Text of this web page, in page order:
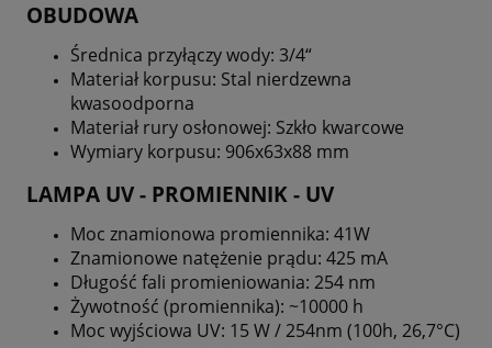
OBUDOWA
Średnica przyłączy wody: 3/4“
Materiał korpusu: Stal nierdzewna
kwasoodporna
Materiał rury osłonowej: Szkło kwarcowe
Wymiary korpusu: 906x63x88 mm
LAMPA UV - PROMIENNIK - UV
Moc znamionowa promiennika: 41W
Znamionowe natężenie prądu: 425 mA
Długość fali promieniowania: 254 nm
Żywotność (promiennika): ~10000 h
Moc wyjściowa UV: 15 W / 254nm (100h, 26,7°C)